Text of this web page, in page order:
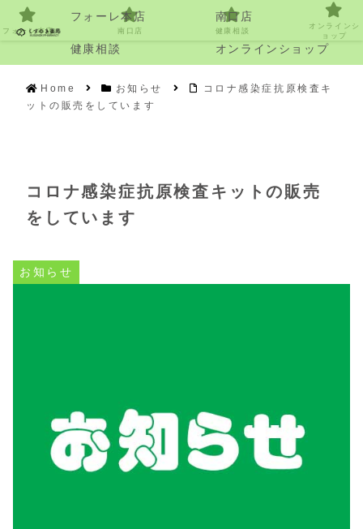
フォーレ本店 南口店
健康相談 オンラインショップ
Home お知らせ
コロナ感染症抗原検査キ
ットの販売をしています
コロナ感染症抗原検査キットの販売
をしています
お知らせ
フォーレ本店 南口店 健康相談
オンラインシ
ョップ